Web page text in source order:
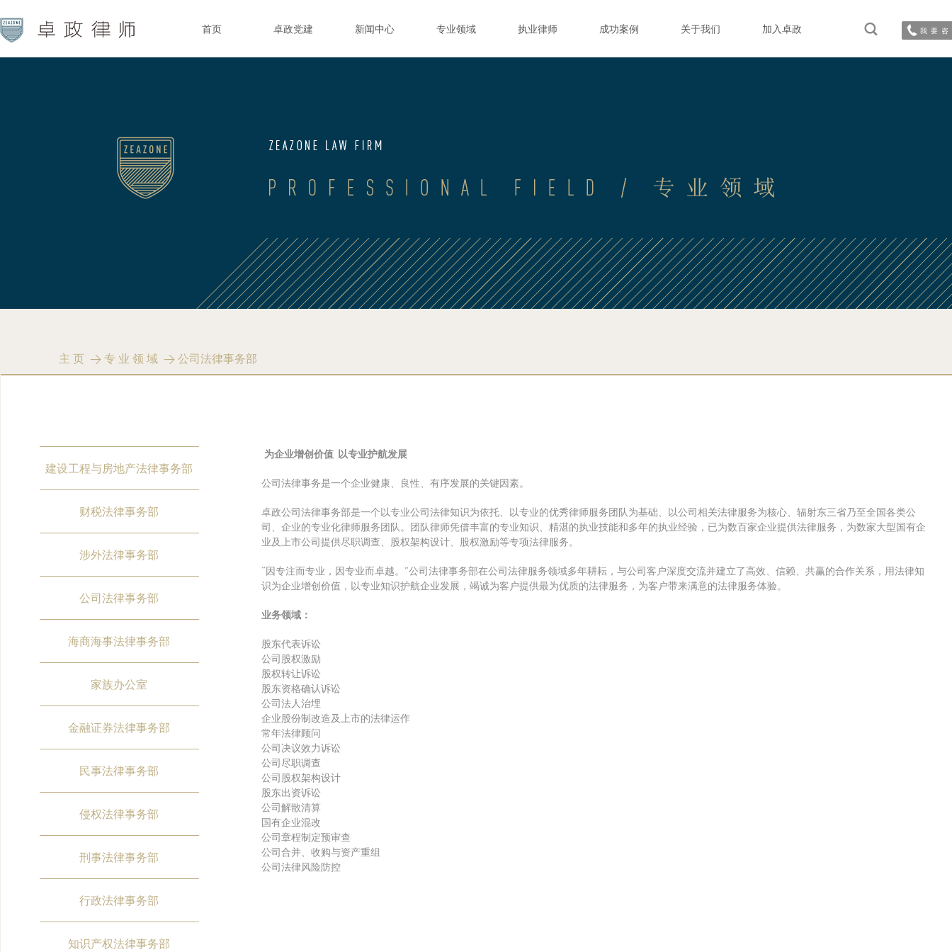
首页 卓政党建 新闻中心 专业领域 执业律师 成功案例 关于我们 加入卓政 我要
主页 > 专业领域 > 公司法律事务部
建设工程与房地产法律事务部
财税法律事务部
涉外法律事务部
公司法律事务部
海商海事法律事务部
家族办公室
金融证券法律事务部
民事法律事务部
侵权法律事务部
刑事法律事务部
行政法律事务部
知识产权法律事务部
为企业增创价值 以专业护航发展
公司法律事务是一个企业健康、良性、有序发展的关键因素。
卓政公司法律事务部是一个以专业公司法律知识为依托、以专业的优秀律师服务团队为基础、以公司相关法律服务为核心、辐射东三省乃至全国各类公
司、企业的专业化律师服务团队。团队律师凭借丰富的专业知识、精湛的执业技能和多年的执业经验，已为数百家企业提供法律服务，为数家大型国有企
业及上市公司提供尽职调查、股权架构设计、股权激励等专项法律服务。
“因专注而专业，因专业而卓越。”公司法律事务部在公司法律服务领域多年耕耘，与公司客户深度交流并建立了高效、信赖、共赢的合作关系，用法律知
识为企业增创价值，以专业知识护航企业发展，竭诚为客户提供最为优质的法律服务，为客户带来满意的法律服务体验。
业务领域：
股东代表诉讼
公司股权激励
股权转让诉讼
股东资格确认诉讼
公司法人治埋
企业股份制改造及上市的法律运作
常年法律顾问
公司决议效力诉讼
公司尽职调查
公司股权架构设计
股东出资诉讼
公司解散清算
国有企业混改
公司章程制定预审查
公司合并、收购与资产重组
公司法律风险防控